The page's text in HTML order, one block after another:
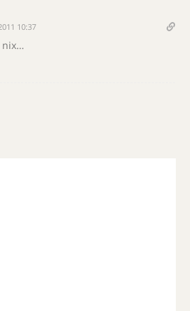
10:37
nix…